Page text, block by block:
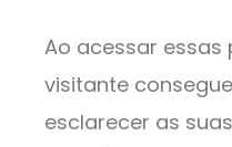
Ao acessar essas
visitante
esclarecer as